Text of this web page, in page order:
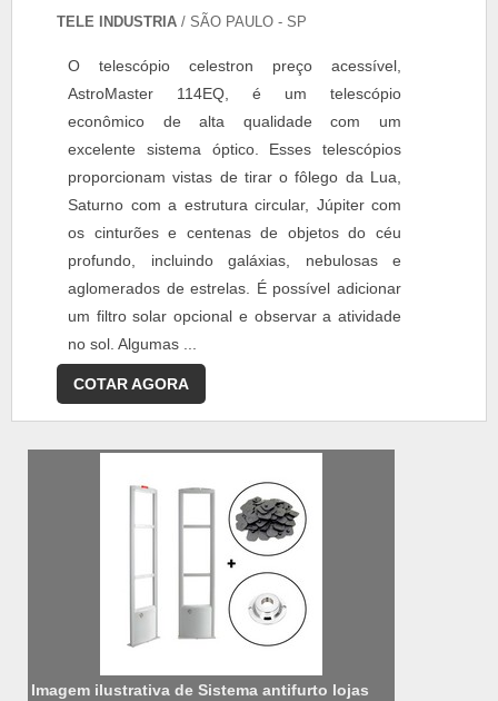
TELE INDUSTRIA / SÃO PAULO - SP
O telescópio celestron preço acessível,
AstroMaster 114EQ, é um telescópio
econômico de alta qualidade com um
excelente sistema óptico. Esses telescópios
proporcionam vistas de tirar o fôlego da Lua,
Saturno com a estrutura circular, Júpiter com
os cinturões e centenas de objetos do céu
profundo, incluindo galáxias, nebulosas e
aglomerados de estrelas. É possível adicionar
um filtro solar opcional e observar a atividade
no sol. Algumas ...
COTAR AGORA
Imagem ilustrativa de Sistema antifurto lojas